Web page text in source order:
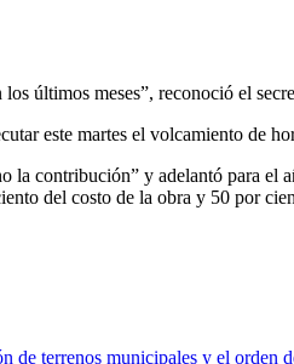
últimos meses”, reconoció el
este martes el volcamiento de
la contribución” y adelantó para el
del costo de la obra y 50 por
de terrenos municipales y el orden